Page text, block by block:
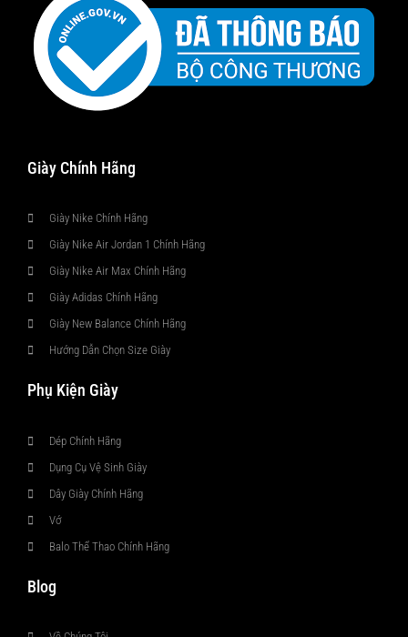
Giày Chính Hãng
Giày Nike Chính Hãng
Giày Nike Air Jordan 1 Chính Hãng
Giày Nike Air Max Chính Hãng
Giày Adidas Chính Hãng
Giày New Balance Chính Hãng
Hướng Dẫn Chọn Size Giày
Phụ Kiện Giày
Dép Chính Hãng
Dụng Cụ Vệ Sinh Giày
Dây Giày Chính Hãng
Vớ
Balo Thể Thao Chính Hãng
Blog